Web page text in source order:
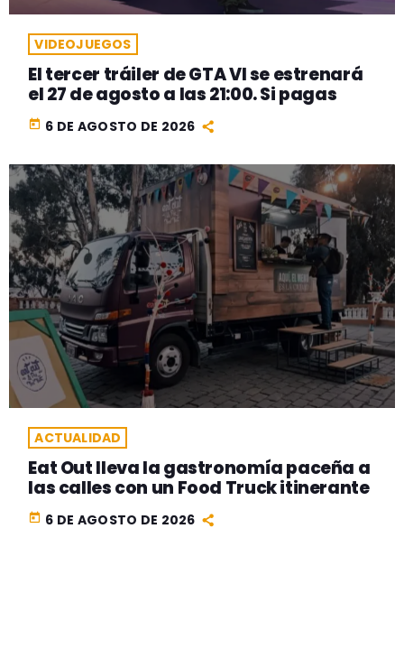
VIDEOJUEGOS
El tercer tráiler de GTA VI se estrenará
el 27 de agosto a las 21:00. Si pagas
today 6 DE AGOSTO DE 2026
ACTUALIDAD
Eat Out lleva la gastronomía paceña a
las calles con un Food Truck itinerante
today 6 DE AGOSTO DE 2026